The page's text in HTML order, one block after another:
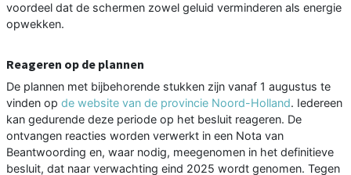
voordeel dat de schermen zowel geluid verminderen als energie
opwekken.
Reageren op de plannen
De plannen met bijbehorende stukken zijn vanaf 1 augustus te
vinden op de website van de provincie Noord-Holland. Iedereen
kan gedurende deze periode op het besluit reageren. De
ontvangen reacties worden verwerkt in een Nota van
Beantwoording en, waar nodig, meegenomen in het definitieve
besluit, dat naar verwachting eind 2025 wordt genomen. Tegen